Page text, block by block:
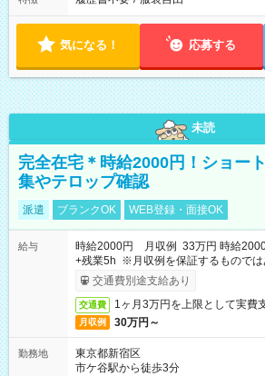
気になる！ 応募する
未読
完全在宅＊時給2000円！ショー
集やテロップ確認
派遣 ブランクOK WEB登録・面接OK
給与
時給2000円 月収例 33万円 時給
+残業5h ※月収例を保証するもので
取りサービス利用可（利用条件有）
交通費別途支給あり
交通費 1ヶ月3万円を上限として実費
月収例 30万円～
勤務地
東京都新宿区
市ケ谷駅から徒歩3分